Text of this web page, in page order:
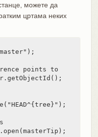
можете да
цртама неких
points to